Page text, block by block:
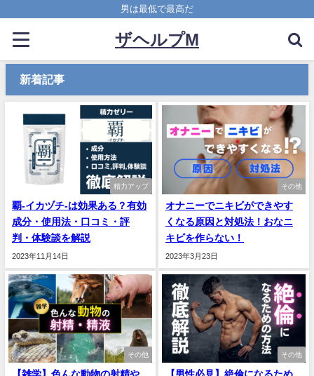
男は最低で最高だ
ザヘルプM
新着記事
精力アップ
覇-イカヅチ-は効果ある？有効
成分・使用法・口コミ・評
判・体験談を解説
2023年11月14日
その他
オナニーでニキビができやす
くなる原因と対処法！おなニ
キビを作らない！
2023年3月23日
その他 その他